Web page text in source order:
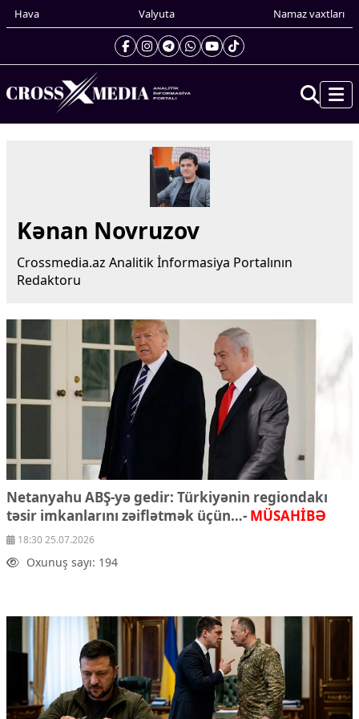
Hava Valyuta Namaz vaxtları
Cənubi Qafqaz
Yaxın Şərq
Avropa
Asiya
Afrika
Çarpaz baxış
Sosioloji
Araşdırma
Multimedia
Foto
Video
Humanitar
Elm və təhsil
Mədəniyyət
Diaspor
Yüksəliş hekayəsi
Kənan Novruzov
Crossmedia.az Analitik İnformasiya Portalının
Redaktoru
Netanyahu ABŞ-yə gedir: Türkiyənin regiondakı
təsir imkanlarını zəiflətmək üçün…- MÜSAHİBƏ
18:30 25.07.2026
Oxunuş sayı: 194